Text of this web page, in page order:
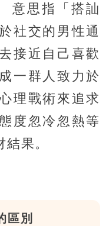
意思指「搭訕
社交的男性通
接近自己喜歡
一群人致力於
理戰術來追求
度忽冷忽熱等
果。
區別